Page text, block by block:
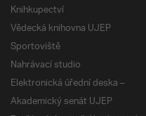
Knihkupectví
Vědecká knihovna UJEP
Sportoviště
Nahrávací studio
Elektronická úřední deska –
Akademický senát UJEP